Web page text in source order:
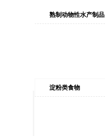
熟制动物性水产制品
淀粉类食物